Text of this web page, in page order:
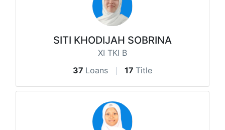
SITI KHODIJAH SOBRINA
XI TKI B
37 Loans 17 Title